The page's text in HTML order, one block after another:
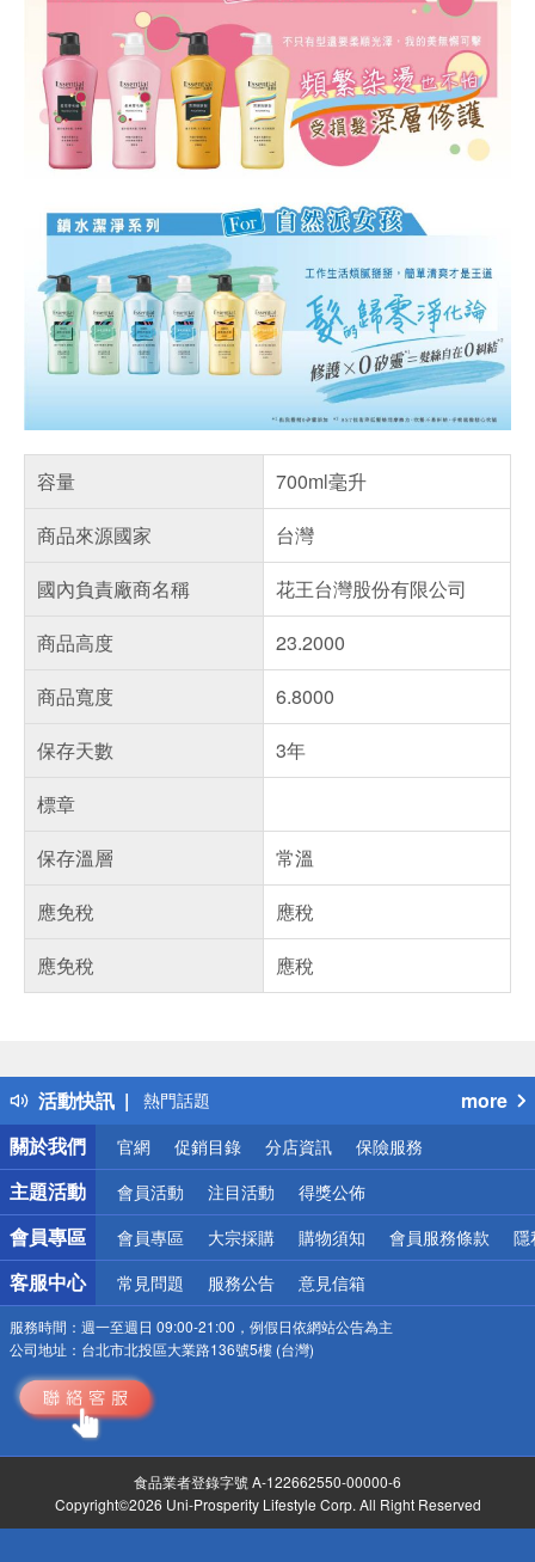
容量
700ml毫升
商品來源國家
台灣
國內負責廠商名稱
花王台灣股份有限公司
商品高度
23.2000
商品寬度
6.8000
保存天數
3年
標章
保存溫層
常溫
應免稅
應稅
應免稅
應稅
活動快訊
得獎公告
熱門話題
銀行優惠
偏遠地區配送
詐騙網頁！請小心！
more
關於我們
官網 促銷目錄 分店資訊 保險服務
主題活動 會員活動 注目活動 得獎公佈
會員專區 會員專區 大宗採購 購物須知 會員服務條款 隱
客服中心 常見問題 服務公告 意見信箱
服務時間： 週一至週日 09:00-21:00，例假日依網站公告為主
公司地址： 台北市北投區大業路136號5樓 (台灣)
食品業者登錄字號 A-122662550-00000-6
Copyright©2026 Uni-Prosperity Lifestyle Corp. All Right Reserved